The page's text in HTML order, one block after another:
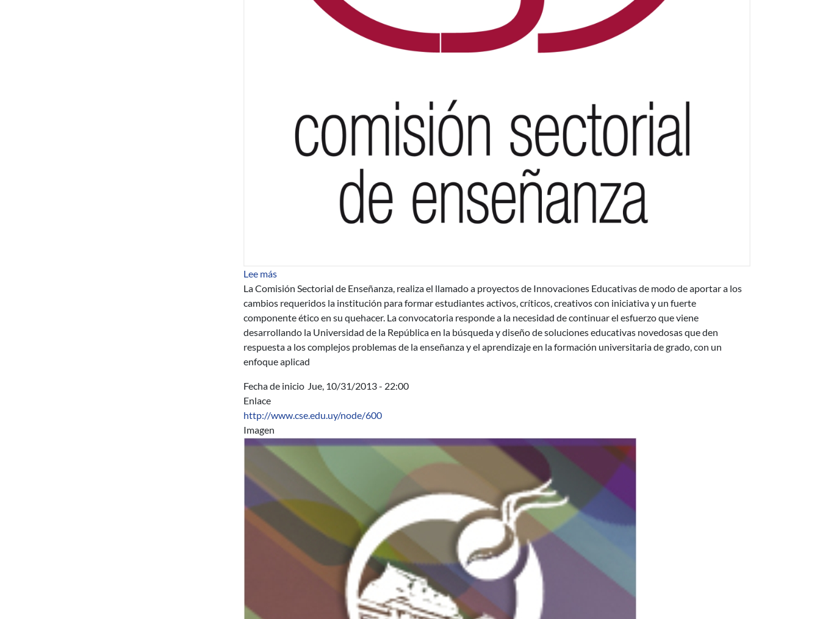
Lee mássobre Llamado a proyectos de mejora de la enseñanza de grado: Innovaciones Educativas
La Comisión Sectorial de Enseñanza, realiza el llamado a proyectos de Innovaciones Educativas de modo de aportar a los
cambios requeridos la institución para formar estudiantes activos, críticos, creativos con iniciativa y un fuerte
componente ético en su quehacer. La convocatoria responde a la necesidad de continuar el esfuerzo que viene
desarrollando la Universidad de la República en la búsqueda y diseño de soluciones educativas novedosas que den
respuesta a los complejos problemas de la enseñanza y el aprendizaje en la formación universitaria de grado, con un
enfoque aplicad
Fecha de inicio Jue, 10/31/2013 - 22:00
Enlace
http://www.cse.edu.uy/node/600
Imagen